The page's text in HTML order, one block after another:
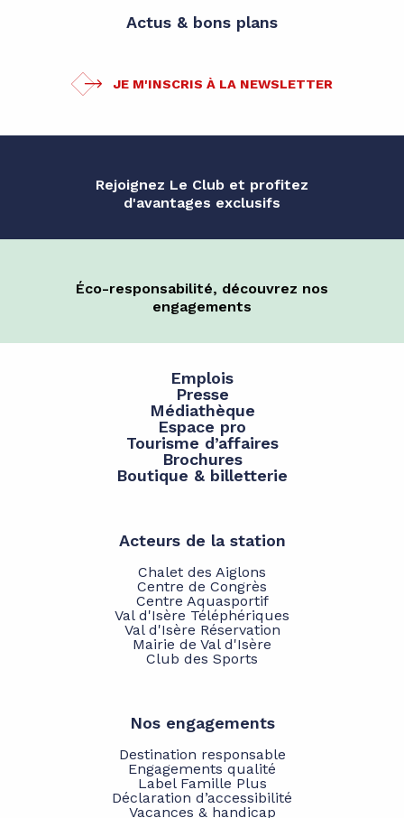
Actus & bons plans
JE M'INSCRIS À LA NEWSLETTER
Rejoignez Le Club et profitez
d'avantages exclusifs
Éco-responsabilité, découvrez nos
engagements
Emplois
Presse
Médiathèque
Espace pro
Tourisme d’affaires
Brochures
Boutique & billetterie
Acteurs de la station
Chalet des Aiglons
Centre de Congrès
Centre Aquasportif
Val d'Isère Téléphériques
Val d'Isère Réservation
Mairie de Val d'Isère
Club des Sports
Nos engagements
Destination responsable
Engagements qualité
Label Famille Plus
Déclaration d’accessibilité
Vacances & handicap